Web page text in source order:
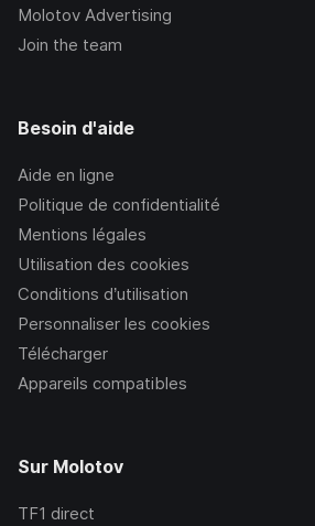
Molotov Advertising
Join the team
Besoin d'aide
Aide en ligne
Politique de confidentialité
Mentions légales
Utilisation des cookies
Conditions d’utilisation
Personnaliser les cookies
Télécharger
Appareils compatibles
Sur Molotov
TF1 direct